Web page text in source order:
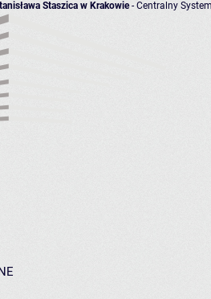
Staszica w Krakowie- Centralny